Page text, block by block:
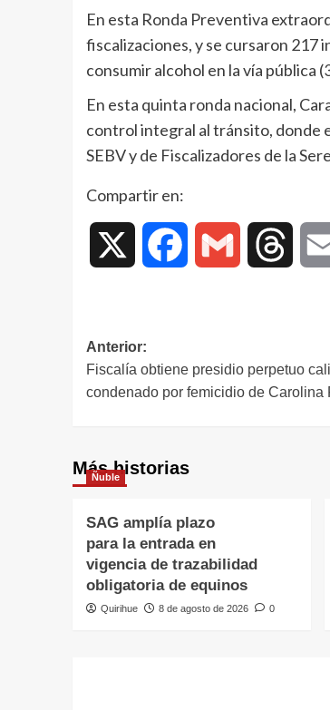
En esta Ronda Preventiva
fiscalizaciones, y se cursaron 217
consumir alcohol en la vía pública
En esta quinta ronda nacional,
control integral al tránsito, donde
SEBV y de Fiscalizadores de la
Compartir en:
Facebook Gmail
Anterior:
Fiscalía obtiene presidio perpetuo
condenado por femicidio de Carolina
Más historias
Ñuble
SAG amplía plazo
para la entrada en
vigencia de trazabilidad
obligatoria de equinos
Quirihue 8 de agosto de 2026 0